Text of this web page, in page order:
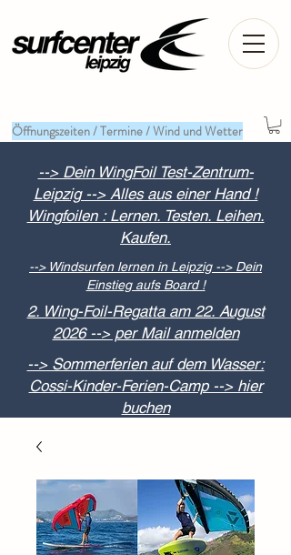
Öffnungszeiten / Termine / Wind und Wetter
--> Dein WingFoil Test-Zentrum-
Leipzig --> Alles aus einer Hand !
Wingfoilen : Lernen. Testen. Leihen.
Kaufen.
--> Windsurfen lernen in Leipzig --> Dein
Einstieg aufs Board !
2. Wing-Foil-Regatta am 22. August
2026 --> per Mail anmelden
--> Sommerferien auf dem Wasser:
Cossi-Kinder-Ferien-Camp --> hier
buchen